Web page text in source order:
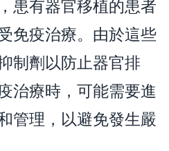
患有器官移植的患者
免疫治療。由於這些
制劑以防止器官排
治療時，可能需要進
管理，以避免發生嚴